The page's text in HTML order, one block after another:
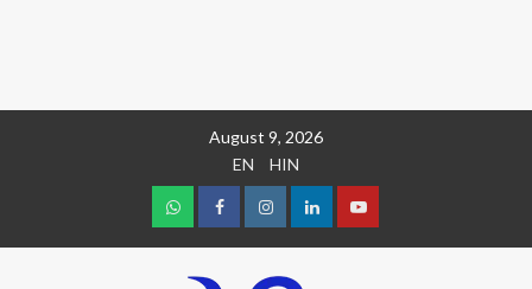
August 9, 2026
EN
HIN